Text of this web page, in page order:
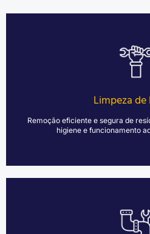
Limpeza de
Remoção eficiente e segura de
higiene e funcionamento
Oferecemos serviços
garantindo a remoção eficiente de
Realizamos desentupimentos
áreas, incluindo pias, ralos, vasos